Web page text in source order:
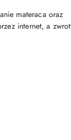
materaca oraz
internet, a zwrot